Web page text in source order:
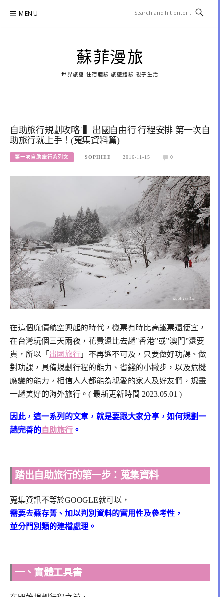
MENU
蘇菲漫旅
世界旅遊 住宿體驗 旅遊體驗 親子生活
自助旅行規劃攻略1▍出國自由行 行程安排 第一次自
助旅行就上手！(蒐集資料篇)
第一次自助旅行系列文 SOPHIEE 2016-11-15 0
在這個廉價航空興起的時代，機票有時比高鐵票還便宜，
在台灣玩個三天兩夜，花費還比去趟”香港”或”澳門”還要
貴， 所以「 出國旅行 」不再遙不可及， 只要做好功課、做
對功課， 具備規劃行程的能力、省錢的小撇步，以及危機
應變的能力， 相信人人都能為親愛的家人及好友們， 規畫
一趟美好的海外旅行。( 最新更新時間 2023.05.01 )
因此，這一系列的文章，就是要跟大家分享， 如何規劃一
趟完善的自助旅行 。
踏出自助旅行的第一步：蒐集資料
蒐集資訊不等於GOOGLE就可以，
需要去蕪存菁、加以判別資料的實用性及參考性，
並分門別類的建檔處理。
一、實體工具書